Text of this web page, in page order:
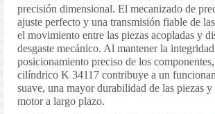
precisión dimensional. El mecanizado de
ajuste perfecto y una transmisión fiable de
el movimiento entre las piezas acopladas y
desgaste mecánico. Al mantener la
posicionamiento preciso de los
cilíndrico K 34117 contribuye a un
suave, una mayor durabilidad de las piezas
motor a largo plazo.